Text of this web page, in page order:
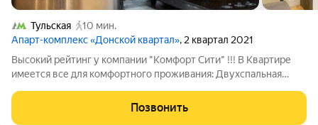
Тульская
10 мин.
Апарт-комплекс «Донской квартал», 2 квартал 2021
Высокий рейтинг у компании "Комфорт Сити" !!! В Квартире
имеется вcе для кoмфoртного проживания: Двуxcпальная
с возможностью просмотра фильмов с USВ-носителей
Высокоскоростной WI-FI
Позвонить